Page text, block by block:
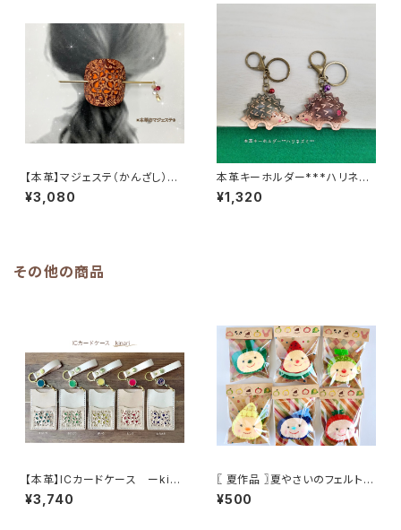
【本革】マジェステ（かんざし）
《受注生産》
¥3,080
本革キーホルダー***ハリネズ
ミ***
¥1,320
その他の商品
【本革】ICカードケース ーkina
riー《受注生産》
¥3,740
〖 夏作品 〗夏やさいのフェルトマ
グネット
¥500